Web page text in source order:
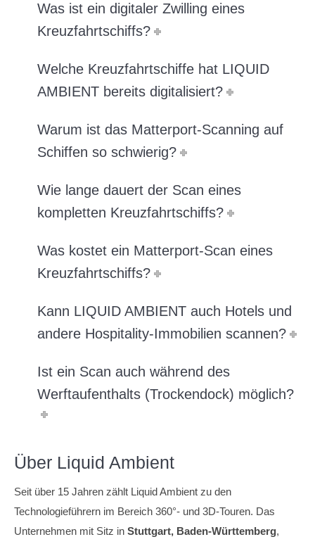
Was ist ein digitaler Zwilling eines
Kreuzfahrtschiffs?
Welche Kreuzfahrtschiffe hat LIQUID
AMBIENT bereits digitalisiert?
Warum ist das Matterport-Scanning auf
Schiffen so schwierig?
Wie lange dauert der Scan eines
kompletten Kreuzfahrtschiffs?
Was kostet ein Matterport-Scan eines
Kreuzfahrtschiffs?
Kann LIQUID AMBIENT auch Hotels und
andere Hospitality-Immobilien scannen?
Ist ein Scan auch während des
Werftaufenthalts (Trockendock) möglich?
Über Liquid Ambient
Seit über 15 Jahren zählt Liquid Ambient zu den
Technologieführern im Bereich 360°- und 3D-Touren. Das
Unternehmen mit Sitz in Stuttgart, Baden-Württemberg,